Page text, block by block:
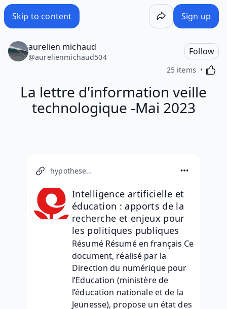
Skip to content Sign up
aurelien michaud
@aurelienmichaud504
Follow
25 items
La lettre d'information veille
technologique -Mai 2023
hypotheses.org
Intelligence artificielle et
éducation : apports de la
recherche et enjeux pour
les politiques publiques
Résumé Résumé en français Ce
document, réalisé par la
Direction du numérique pour
l’Education (ministère de
l’éducation nationale et de la
Jeunesse), propose un état des